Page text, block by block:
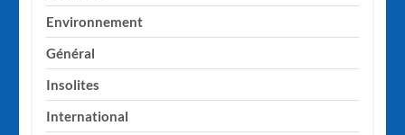
Environnement
Général
Insolites
International